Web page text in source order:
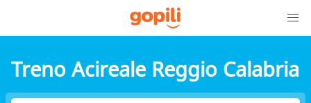
Treno Acireale Reggio Calabria